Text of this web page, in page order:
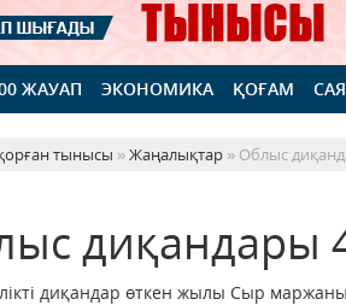
ЖАУАП ЭКОНОМИКА ҚОҒАМ
тынысы »Жаңалықтар » Облыс
диқандары
диқандар өткен жылы Сыр